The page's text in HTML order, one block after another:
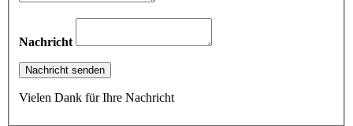
Nachricht
Vielen Dank für Ihre Nachricht